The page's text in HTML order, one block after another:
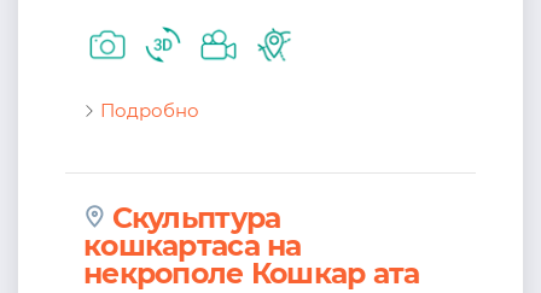
Подробно
Скульптура
кошкартаса на
некрополе Кошкар ата